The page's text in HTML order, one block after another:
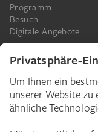
Programm
Besuch
Digitale Angebote
Das Städel